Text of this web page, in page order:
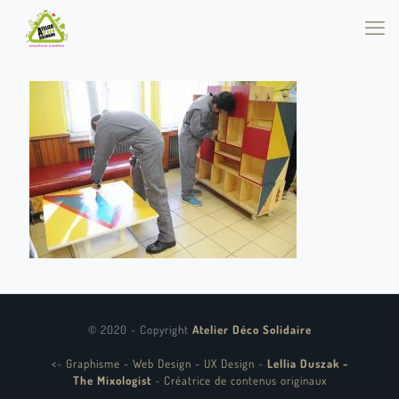
© 2020 - Copyright Atelier Déco Solidaire
<- Graphisme - Web Design - UX Design - Lellia Duszak -
The Mixologist - Créatrice de contenus originaux